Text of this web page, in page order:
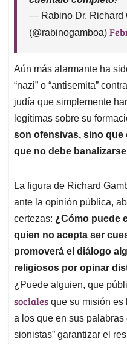
— Rabino Dr. Richard
(@rabinogamboa)
Aún más alarmante ha
“nazi” o “antisemita”
judía que simplemente
legítimas sobre su
son ofensivas, sino
que no debe
La figura de Richard
ante la opinión pública,
certezas: ¿Cómo puede
quien no acepta ser
promoverá el diálogo
religiosos por opinar
¿Puede alguien, que
sociales que su misión es
a los que en sus
sionistas” garantizar el